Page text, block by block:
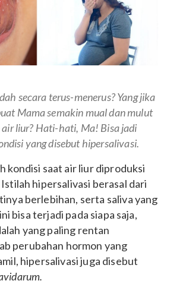
secara terus-menerus? Yang jika
Mama semakin mual dan mulut
air liur? Hati-hati, Ma! Bisa jadi
yang disebut hipersalivasi.
kondisi saat air liur diproduksi
hipersalivasi berasal dari
berlebihan, serta saliva yang
bisa terjadi pada siapa saja,
yang paling rentan
perubahan hormon yang
hipersalivasi juga disebut